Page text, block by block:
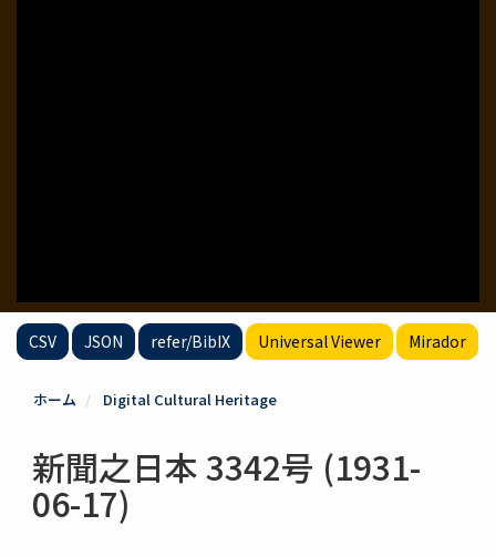
CSV JSON refer/BibIX Universal Viewer Mirador
ホーム Digital Cultural Heritage
新聞之日本 3342号 (1931-
06-17)